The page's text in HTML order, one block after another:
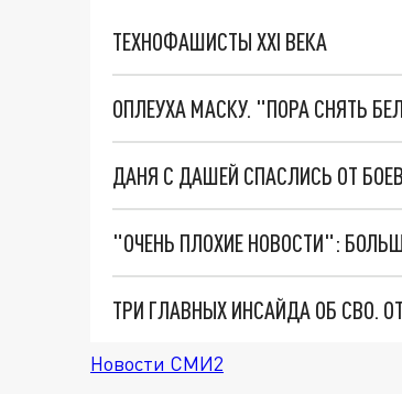
ТЕХНОФАШИСТЫ XXI ВЕКА
ОПЛЕУХА МАСКУ. "ПОРА СНЯТЬ
ДАНЯ С ДАШЕЙ СПАСЛИСЬ ОТ
Новости СМИ2